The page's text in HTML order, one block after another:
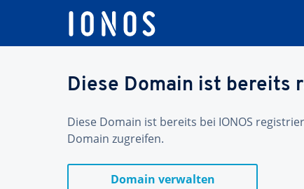
Diese Domain ist bereits
Diese Domain ist bereits bei IONOS
Domain zugreifen.
Domain verwalten